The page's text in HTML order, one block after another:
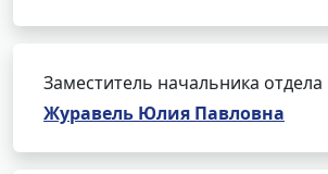
Заместитель начальника отдела
Журавель Юлия Павловна